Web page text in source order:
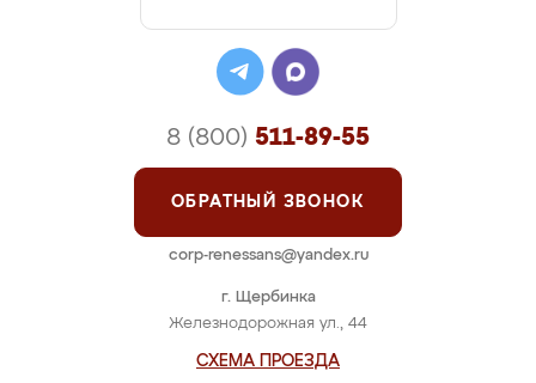
г. Щербинка
Железнодорожная ул., 44
СХЕМА ПРОЕЗДА
8 (800) 511-89-55
ОБРАТНЫЙ ЗВОНОК
corp-renessans@yandex.ru